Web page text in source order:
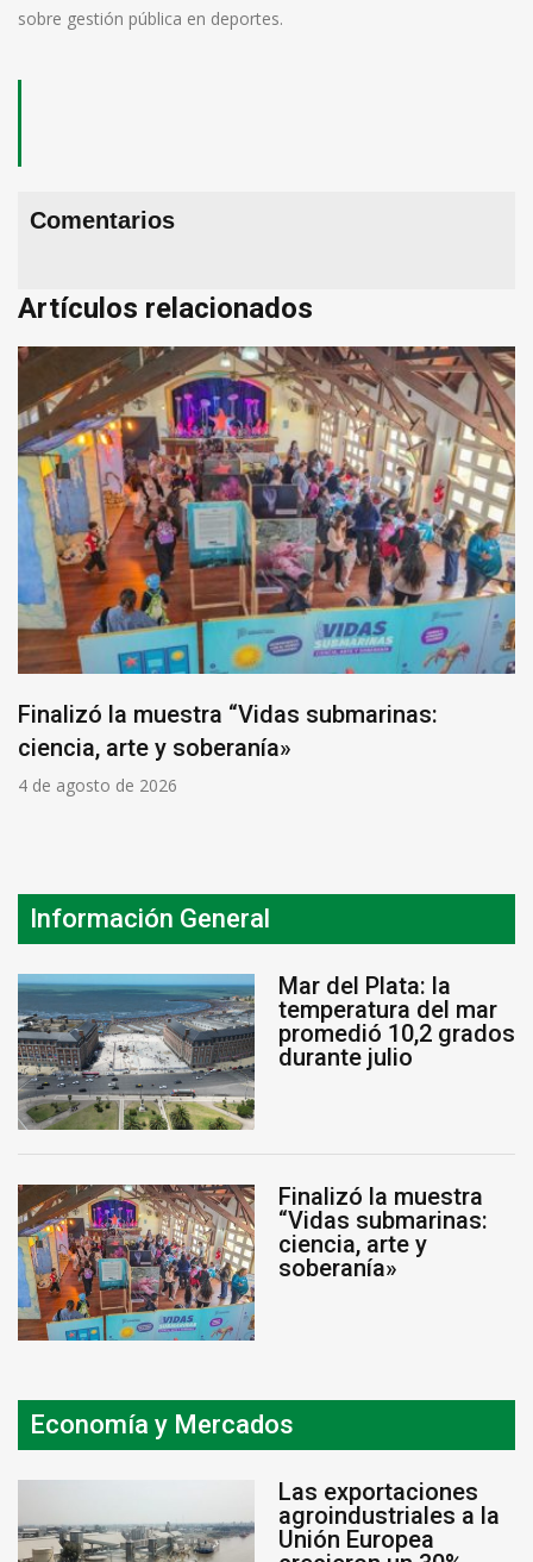
sobre gestión pública en deportes.
Comentarios
Artículos relacionados
Finalizó la muestra “Vidas submarinas:
ciencia, arte y soberanía»
4 de agosto de 2026
Información General
Mar del Plata: la
temperatura del mar
promedió 10,2 grados
durante julio
Finalizó la muestra
“Vidas submarinas:
ciencia, arte y
soberanía»
Economía y Mercados
Las exportaciones
agroindustriales a la
Unión Europea